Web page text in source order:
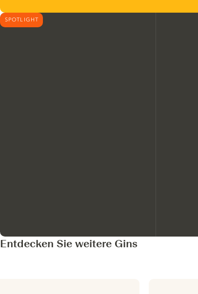
SPOTLIGHT
Entdecken Sie weitere Gins